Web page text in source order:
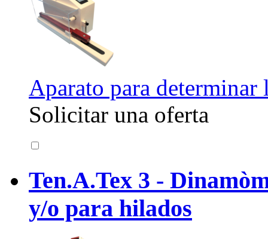
Aparato para
Solicitar una oferta
Ten.A.Tex 3 -
y/o para hilados